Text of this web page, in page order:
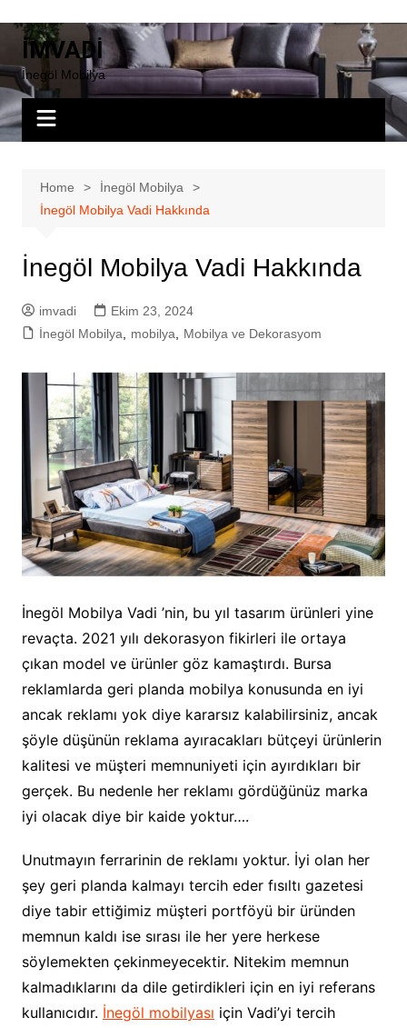
contentİMVADİ
İnegöl Mobilya
Home
İnegöl Mobilya
İnegöl Mobilya Vadi Hakkında
İnegöl Mobilya Vadi Hakkında
imvadi
Ekim 23, 2024
İnegöl Mobilya
mobilya Mobilya ve Dekorasyom
İnegöl Mobilya Vadi ’nin, bu yıl tasarım ürünleri yine
revaçta. 2021 yılı dekorasyon fikirleri ile ortaya
çıkan model ve ürünler göz kamaştırdı. Bursa
reklamlarda geri planda mobilya konusunda en iyi
ancak reklamı yok diye kararsız kalabilirsiniz, ancak
şöyle düşünün reklama ayıracakları bütçeyi ürünlerin
kalitesi ve müşteri memnuniyeti için ayırdıkları bir
gerçek. Bu nedenle her reklamı gördüğünüz marka
iyi olacak diye bir kaide yoktur….
Unutmayın ferrarinin de reklamı yoktur. İyi olan her
şey geri planda kalmayı tercih eder fısıltı gazetesi
diye tabir ettiğimiz müşteri portföyü bir üründen
memnun kaldı ise sırası ile her yere herkese
söylemekten çekinmeyecektir. Nitekim memnun
kalmadıklarını da dile getirdikleri için en iyi referans
kullanıcıdır. İnegöl mobilyası için Vadi’yi tercih